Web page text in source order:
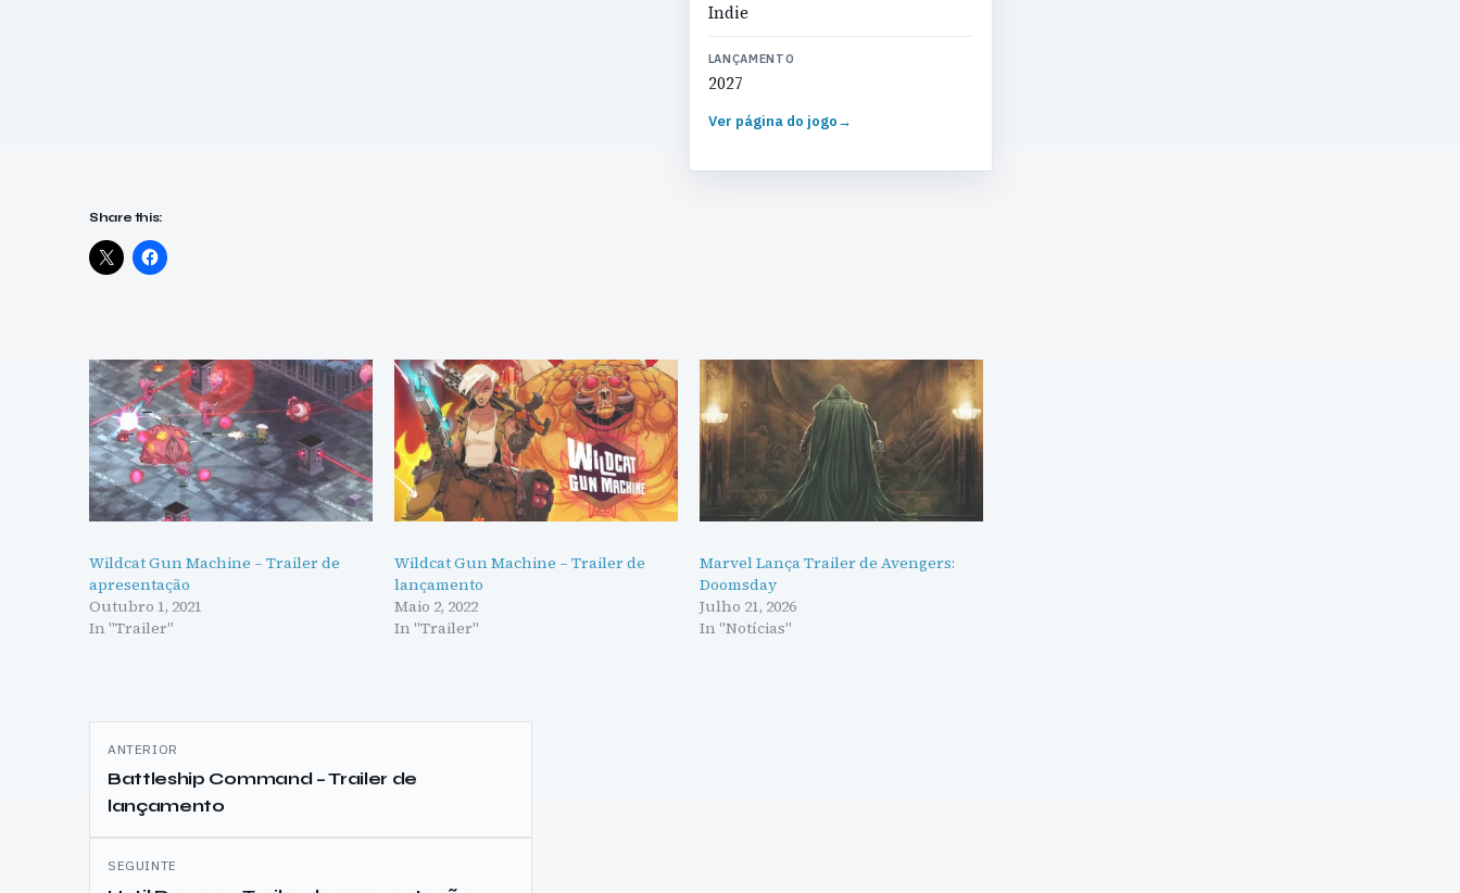
Indie
LANÇAMENTO
2027
Ver página do jogo→
Share this:
Wildcat Gun Machine – Trailer de
apresentação
Outubro 1, 2021
In "Trailer"
Wildcat Gun Machine – Trailer de
lançamento
Maio 2, 2022
In "Trailer"
Marvel Lança Trailer de Avengers:
Doomsday
Julho 21, 2026
In "Notícias"
Navegação
de
artigos
ANTERIOR
Battleship Command – Trailer de
lançamento
SEGUINTE